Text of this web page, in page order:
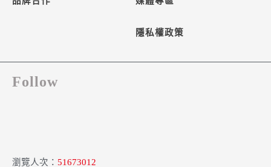
隱私權政策
Follow
瀏覽人次： 51673012